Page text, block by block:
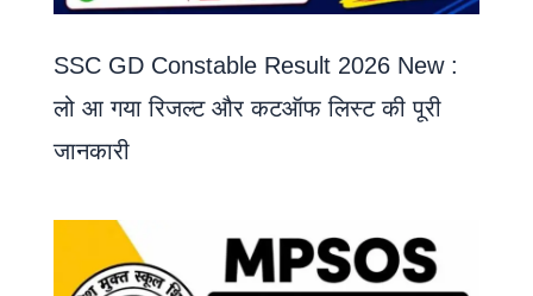
SSC GD Constable Result 2026 New :
लो आ गया रिजल्ट और कटऑफ लिस्ट की पूरी
जानकारी